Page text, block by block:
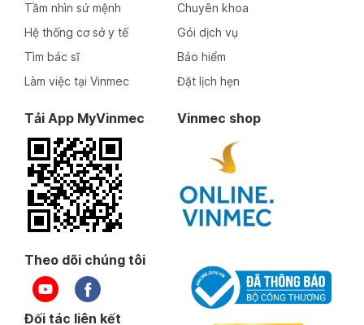
Tầm nhìn sứ mệnh
Hệ thống cơ sở y tế
Tìm bác sĩ
Làm việc tại Vinmec
Chuyên khoa
Gói dịch vụ
Bảo hiểm
Đặt lịch hẹn
Tải App MyVinmec Vinmec shop
Theo dõi chúng tôi
Đối tác liên kết